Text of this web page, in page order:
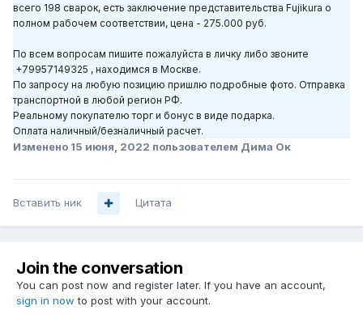
всего 198 сварок, есть заключение представительства Fujikura о
полном рабочем соответствии, цена - 275.000 руб.
По всем вопросам пишите пожалуйста в личку либо звоните
+79957149325 , находимся в Москве.
По запросу на любую позицию пришлю подробные фото. Отправка
транспортной в любой регион РФ.
Реальному покупателю торг и бонус в виде подарка.
Оплата наличный/безналичный расчет.
Изменено 15 июня, 2022 пользователем Дима Ок
Вставить ник Цитата
Join the conversation
You can post now and register later. If you have an account,
sign in now to post with your account.